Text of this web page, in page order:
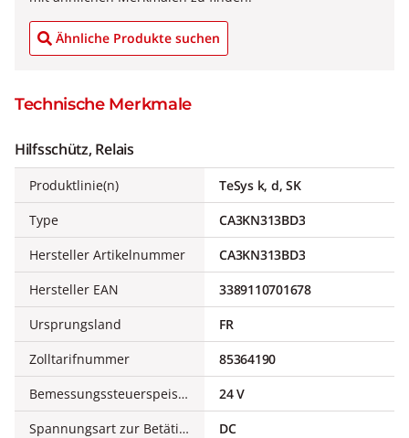
Ähnliche Produkte suchen
Technische Merkmale
Hilfsschütz, Relais
Produktlinie(n)
TeSys k, d, SK
Type
CA3KN313BD3
Hersteller Artikelnummer
CA3KN313BD3
Hersteller EAN
3389110701678
Ursprungsland
FR
Zolltarifnummer
85364190
Bemessungssteuerspeisespannung DC
24 V
Spannungsart zur Betätigung
DC